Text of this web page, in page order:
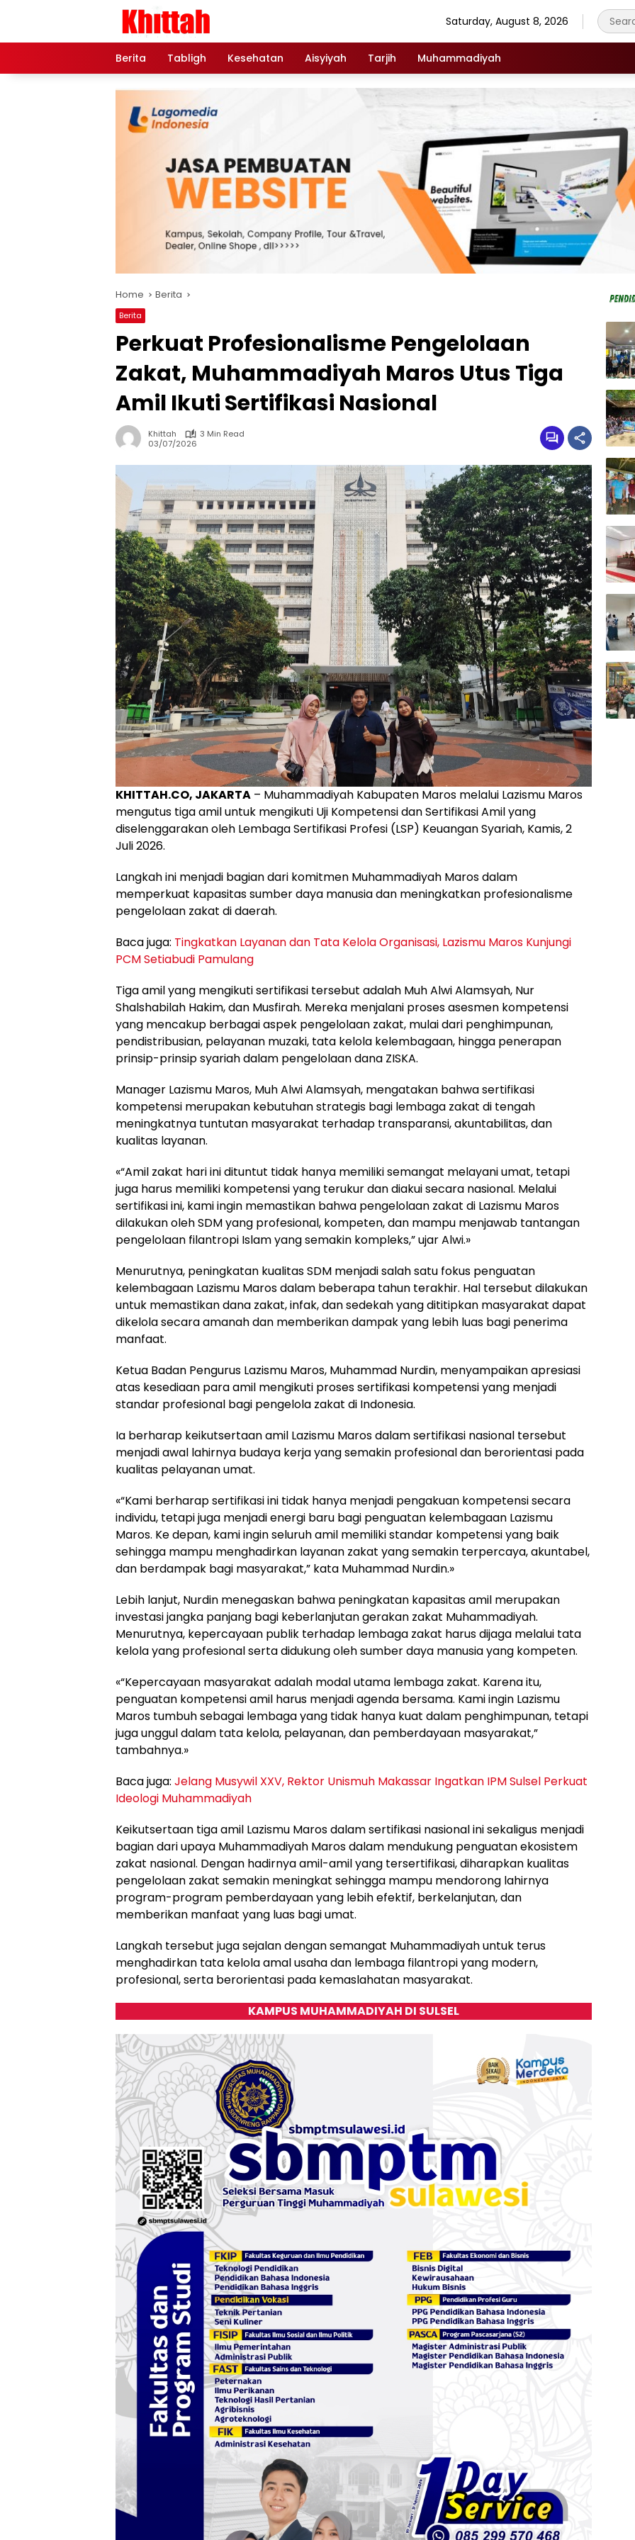
Saturday, August 8, 2026
Berita Tabligh Kesehatan Aisyiyah Tarjih Muhammadiyah
Home Berita
Berita
Perkuat Profesionalisme Pengelolaan
Zakat, Muhammadiyah Maros Utus Tiga
Amil Ikuti Sertifikasi Nasional
Khittah
3 Min Read
03/07/2026
KHITTAH.CO, JAKARTA – Muhammadiyah Kabupaten Maros melalui Lazismu Maros
mengutus tiga amil untuk mengikuti Uji Kompetensi dan Sertifikasi Amil yang
diselenggarakan oleh Lembaga Sertifikasi Profesi (LSP) Keuangan Syariah, Kamis, 2
Juli 2026.
Langkah ini menjadi bagian dari komitmen Muhammadiyah Maros dalam
memperkuat kapasitas sumber daya manusia dan meningkatkan profesionalisme
pengelolaan zakat di daerah.
Baca juga: Tingkatkan Layanan dan Tata Kelola Organisasi, Lazismu Maros Kunjungi
PCM Setiabudi Pamulang
Tiga amil yang mengikuti sertifikasi tersebut adalah Muh Alwi Alamsyah, Nur
Shalshabilah Hakim, dan Musfirah. Mereka menjalani proses asesmen kompetensi
yang mencakup berbagai aspek pengelolaan zakat, mulai dari penghimpunan,
pendistribusian, pelayanan muzaki, tata kelola kelembagaan, hingga penerapan
prinsip-prinsip syariah dalam pengelolaan dana ZISKA.
Manager Lazismu Maros, Muh Alwi Alamsyah, mengatakan bahwa sertifikasi
kompetensi merupakan kebutuhan strategis bagi lembaga zakat di tengah
meningkatnya tuntutan masyarakat terhadap transparansi, akuntabilitas, dan
kualitas layanan.
«“Amil zakat hari ini dituntut tidak hanya memiliki semangat melayani umat, tetapi
juga harus memiliki kompetensi yang terukur dan diakui secara nasional. Melalui
sertifikasi ini, kami ingin memastikan bahwa pengelolaan zakat di Lazismu Maros
dilakukan oleh SDM yang profesional, kompeten, dan mampu menjawab tantangan
pengelolaan filantropi Islam yang semakin kompleks,” ujar Alwi.»
Menurutnya, peningkatan kualitas SDM menjadi salah satu fokus penguatan
kelembagaan Lazismu Maros dalam beberapa tahun terakhir. Hal tersebut dilakukan
untuk memastikan dana zakat, infak, dan sedekah yang dititipkan masyarakat dapat
dikelola secara amanah dan memberikan dampak yang lebih luas bagi penerima
manfaat.
Ketua Badan Pengurus Lazismu Maros, Muhammad Nurdin, menyampaikan apresiasi
atas kesediaan para amil mengikuti proses sertifikasi kompetensi yang menjadi
standar profesional bagi pengelola zakat di Indonesia.
Ia berharap keikutsertaan amil Lazismu Maros dalam sertifikasi nasional tersebut
menjadi awal lahirnya budaya kerja yang semakin profesional dan berorientasi pada
kualitas pelayanan umat.
«“Kami berharap sertifikasi ini tidak hanya menjadi pengakuan kompetensi secara
individu, tetapi juga menjadi energi baru bagi penguatan kelembagaan Lazismu
Maros. Ke depan, kami ingin seluruh amil memiliki standar kompetensi yang baik
sehingga mampu menghadirkan layanan zakat yang semakin terpercaya, akuntabel,
dan berdampak bagi masyarakat,” kata Muhammad Nurdin.»
Lebih lanjut, Nurdin menegaskan bahwa peningkatan kapasitas amil merupakan
investasi jangka panjang bagi keberlanjutan gerakan zakat Muhammadiyah.
Menurutnya, kepercayaan publik terhadap lembaga zakat harus dijaga melalui tata
kelola yang profesional serta didukung oleh sumber daya manusia yang kompeten.
«“Kepercayaan masyarakat adalah modal utama lembaga zakat. Karena itu,
penguatan kompetensi amil harus menjadi agenda bersama. Kami ingin Lazismu
Maros tumbuh sebagai lembaga yang tidak hanya kuat dalam penghimpunan, tetapi
juga unggul dalam tata kelola, pelayanan, dan pemberdayaan masyarakat,”
tambahnya.»
Baca juga: Jelang Musywil XXV, Rektor Unismuh Makassar Ingatkan IPM Sulsel Perkuat
Ideologi Muhammadiyah
Keikutsertaan tiga amil Lazismu Maros dalam sertifikasi nasional ini sekaligus menjadi
bagian dari upaya Muhammadiyah Maros dalam mendukung penguatan ekosistem
zakat nasional. Dengan hadirnya amil-amil yang tersertifikasi, diharapkan kualitas
pengelolaan zakat semakin meningkat sehingga mampu mendorong lahirnya
program-program pemberdayaan yang lebih efektif, berkelanjutan, dan
memberikan manfaat yang luas bagi umat.
Langkah tersebut juga sejalan dengan semangat Muhammadiyah untuk terus
menghadirkan tata kelola amal usaha dan lembaga filantropi yang modern,
profesional, serta berorientasi pada kemaslahatan masyarakat.
KAMPUS MUHAMMADIYAH DI SULSEL